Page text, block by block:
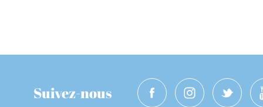
Suivez-nous